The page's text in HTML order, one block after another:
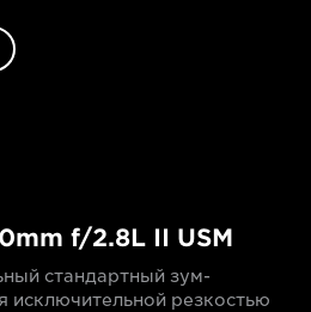
f/2.8L II USM
стандартный зум-
исключительной резкостью